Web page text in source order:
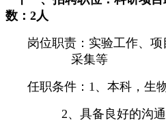
数： 2人
岗位职责：实验工作、
采集等
任职条件： 1 、本科，生
2、具备良好的沟